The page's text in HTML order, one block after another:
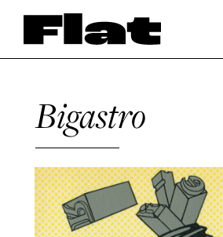
Bigastro